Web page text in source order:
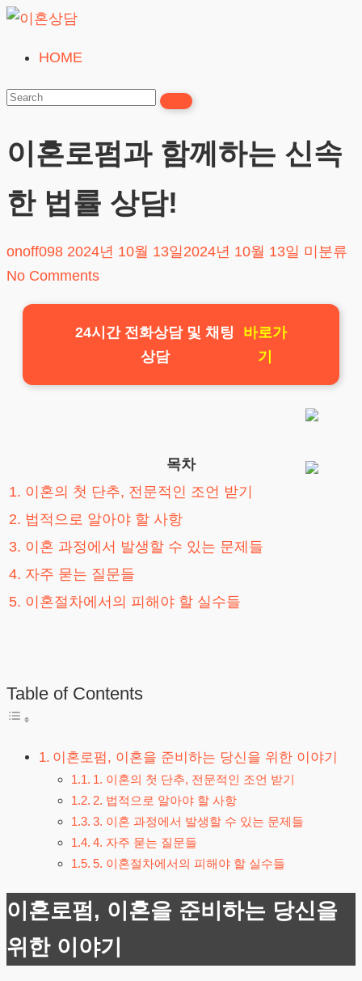
Skip
content
혼
담
HOME
이혼로펌과 함께하는 신속
한 법률 상담!
onoff098 2024년 10월 13일 2024년 10월 13일 미분류
No Comments
24시간 전화상담 및 채팅
상담
바로가
기
목차
1. 이혼의 첫 단추, 전문적인 조언 받기
2. 법적으로 알아야 할 사항
3. 이혼 과정에서 발생할 수 있는 문제들
4. 자주 묻는 질문들
5. 이혼절차에서의 피해야 할 실수들
Table of Contents
이혼로펌, 이혼을 준비하는 당신을 위한 이야기
1. 이혼의 첫 단추, 전문적인 조언 받기
2. 법적으로 알아야 할 사항
3. 이혼 과정에서 발생할 수 있는 문제들
4. 자주 묻는 질문들
5. 이혼절차에서의 피해야 할 실수들
이혼로펌, 이혼을 준비하는 당신을
위한 이야기